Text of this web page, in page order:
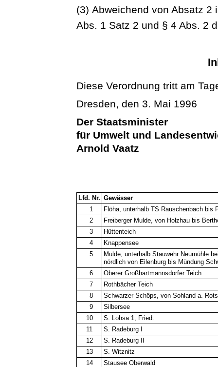
(3) Abweichend von Absatz
Abs. 1 Satz 2 und § 4 Abs. 2
Diese Verordnung tritt am
Dresden, den 3. Mai 1996
Der Staatsminister
für Umwelt und
Arnold Vaatz
Lfd. Nr. Gewässer
1
Flöha, unterhalb TS Rauschenbach bis
2
Freiberger Mulde, von Holzhau bis
3
Hüttenteich
4
Knappensee
5
Mulde, unterhalb Stauwehr Neumühle
nördlich von Eilenburg bis Mündung
6
Oberer Großhartmannsdorfer Teich
7
Rothbächer Teich
8
Schwarzer Schöps, von Sohland a.
9
Silbersee
10
S. Lohsa 1, Fried.
11
S. Radeburg I
12
S. Radeburg II
13
S. Witznitz
14
Stausee Oberwald